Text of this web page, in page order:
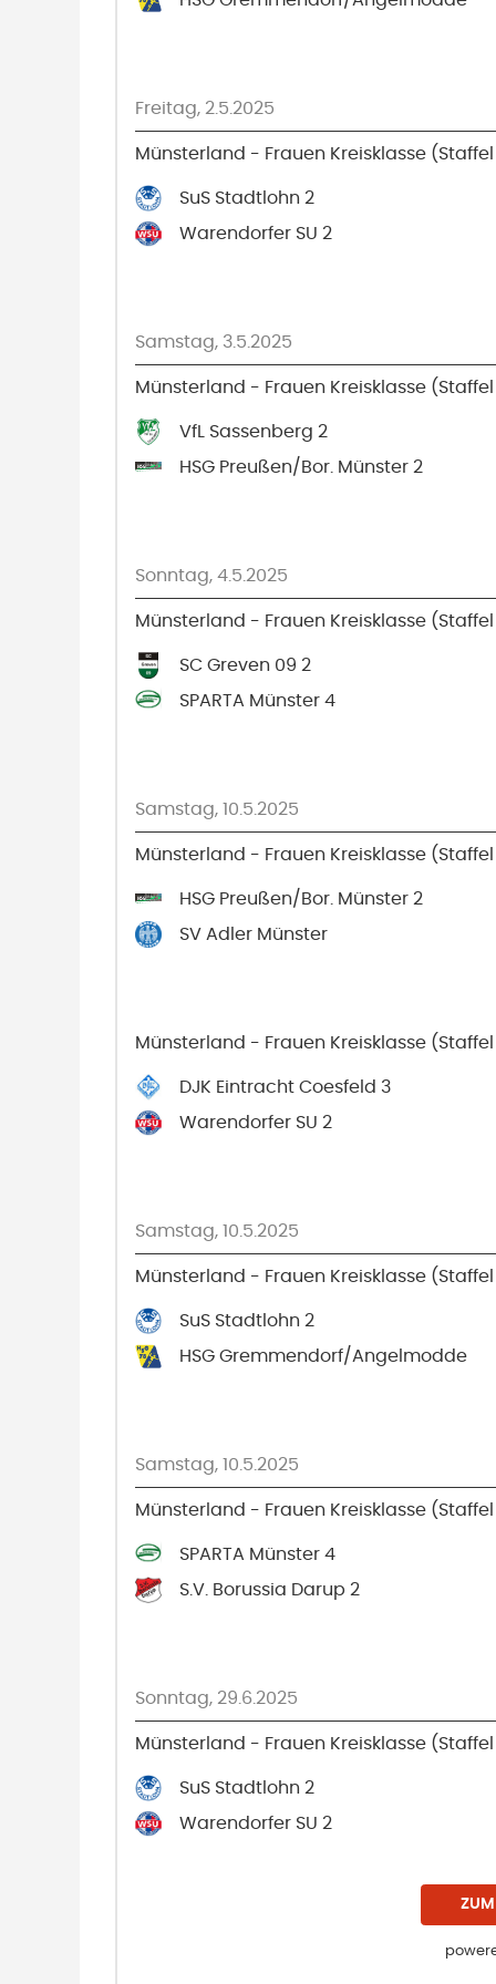
Freitag, 2.5.2025
Münsterland - Frauen Kreisklasse (Staffel
SuS Stadtlohn 2
Warendorfer SU 2
Samstag, 3.5.2025
Münsterland - Frauen Kreisklasse (Staffel
VfL Sassenberg 2
HSG Preußen/Bor. Münster 2
Sonntag, 4.5.2025
Münsterland - Frauen Kreisklasse (Staffel
SC Greven 09 2
SPARTA Münster 4
Samstag, 10.5.2025
Münsterland - Frauen Kreisklasse (Staffel
HSG Preußen/Bor. Münster 2
SV Adler Münster
Münsterland - Frauen Kreisklasse (Staffel
DJK Eintracht Coesfeld 3
Warendorfer SU 2
Samstag, 10.5.2025
Münsterland - Frauen Kreisklasse (Staffel
SuS Stadtlohn 2
HSG Gremmendorf/Angelmodde
Samstag, 10.5.2025
Münsterland - Frauen Kreisklasse (Staffel
SPARTA Münster 4
S.V. Borussia Darup 2
Sonntag, 29.6.2025
Münsterland - Frauen Kreisklasse (Staffel
SuS Stadtlohn 2
Warendorfer SU 2
ZUM